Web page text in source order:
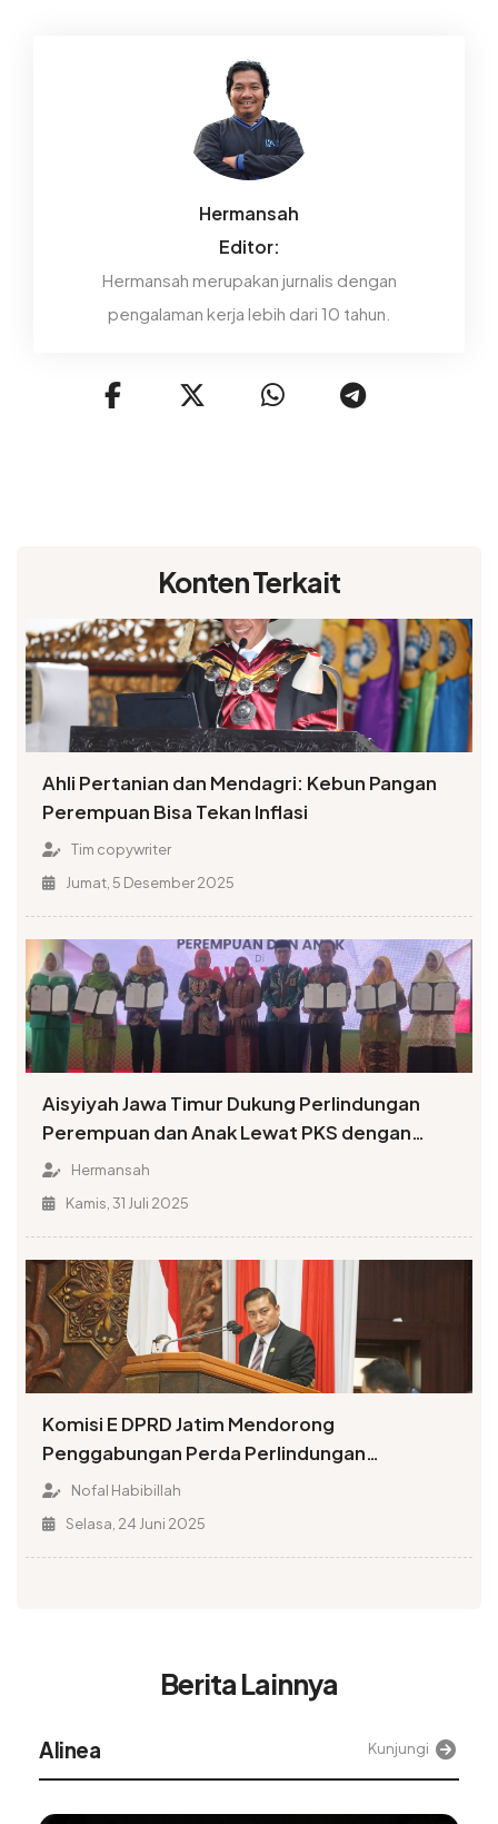
Hermansah
Editor:
Hermansah merupakan jurnalis dengan
pengalaman kerja lebih dari 10 tahun.
Konten Terkait
Ahli Pertanian dan Mendagri: Kebun Pangan
Perempuan Bisa Tekan Inflasi
Tim copywriter
Jumat, 5 Desember 2025
Aisyiyah Jawa Timur Dukung Perlindungan
Perempuan dan Anak Lewat PKS dengan
Pemprov dan KemenPPPA
Hermansah
Kamis, 31 Juli 2025
Komisi E DPRD Jatim Mendorong
Penggabungan Perda Perlindungan
Perempuan dan Anak
Nofal Habibillah
Selasa, 24 Juni 2025
Berita Lainnya
Alinea Kunjungi